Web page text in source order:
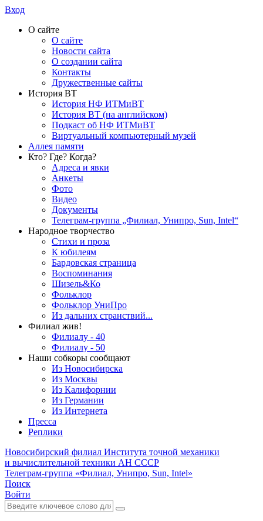
Вход
О сайте
О сайте
Новости сайта
О создании сайта
Контакты
Дружественные сайты
История ВТ
История НФ ИТМиВТ
История ВТ (на английском)
Подкаст об НФ ИТМиВТ
Виртуальный компьютерный музей
Аллея памяти
Кто? Где? Когда?
Адреса и явки
Анкеты
Фото
Видео
Документы
Телеграм-группа „Филиал, Унипро, Sun, Intel“
Народное творчество
Стихи и проза
К юбилеям
Бардовская страница
Воспоминания
Шизель&Ко
Фольклор
Фольклор УниПро
Из дальних странствий...
Филиал жив!
Филиалу - 40
Филиалу - 50
Наши собкоры сообщают
Из Новосибирска
Из Москвы
Из Калифорнии
Из Германии
Из Интернета
Пресса
Реплики
Новосибирский филиал Института точной механики
и вычислительной техники АН СССР
Телеграм-группа «Филиал, Унипро, Sun, Intel»
Поиск
Войти